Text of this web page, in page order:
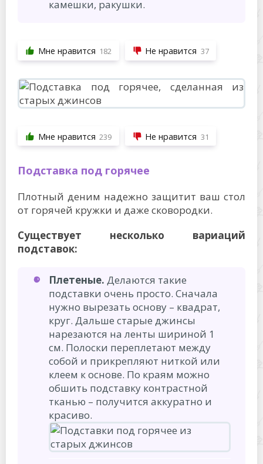
камешки, ракушки.
Мне нравится 182 Не нравится 37
Мне нравится 239 Не нравится 31
Подставка под горячее
Плотный деним надежно защитит ваш стол
от горячей кружки и даже сковородки.
Существует несколько вариаций
подставок:
Плетеные. Делаются такие
подставки очень просто. Сначала
нужно вырезать основу – квадрат,
круг. Дальше старые джинсы
нарезаются на ленты шириной 1
см. Полоски переплетают между
собой и прикрепляют ниткой или
клеем к основе. По краям можно
обшить подставку контрастной
тканью – получится аккуратно и
красиво.